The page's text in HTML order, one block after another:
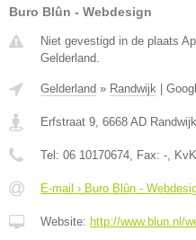
Buro Blûn - Webdesign
Niet gevestigd in de plaats
Gelderland.
Gelderland » Randwijk |
Erfstraat 9 6668 AD Randwijk
Tel: 06 10170674 , Fax: - ,
E-mail › Buro Blûn -
Website: http://www.blun.nl/